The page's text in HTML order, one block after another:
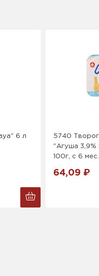
6 л
5740
"Агуша 3,9%
100г, с 6 мес.
64,09 ₽